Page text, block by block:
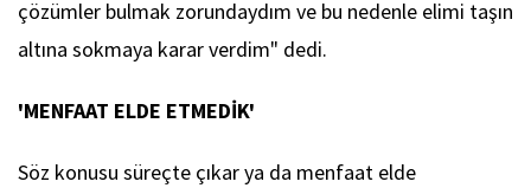
çözümler bulmak zorundaydım ve bu nedenle elimi taşın
altına sokmaya karar verdim" dedi.
'MENFAAT ELDE ETMEDİK'
Söz konusu süreçte çıkar ya da menfaat elde